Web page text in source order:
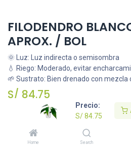
Precio:
S/84.75
Home Search
FILODENDRO
APROX. / BOL
🌞 Luz: Luz indirecta o semisombra
💧 Riego: Moderado, evitar
🌱 Sustrato: Bien drenado con mezcla
S/ 84.75
Añadir